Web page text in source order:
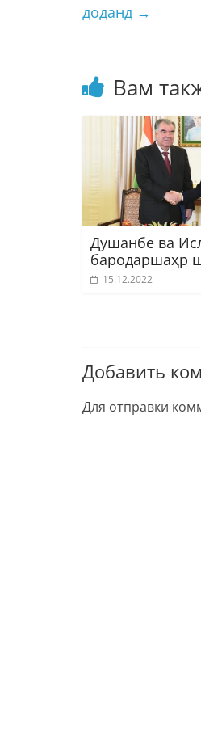
доданд →
Вам
Душанбе ва
бародаршаҳр
15.12.2022
Добавить
Для отправки